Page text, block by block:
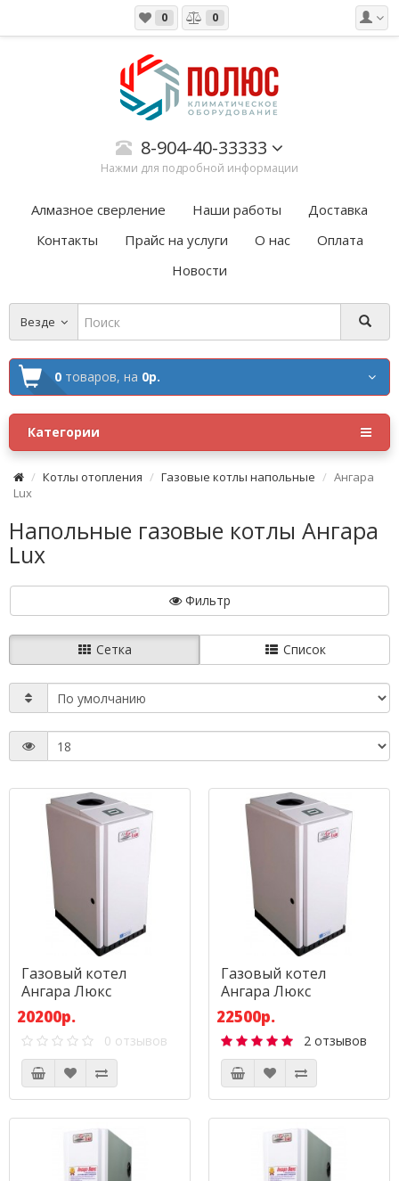
0 0
8-904-40-33333
Нажми для подробной информации
Алмазное сверление Наши работы
Доставка
Контакты
Прайс на услуги О нас
Оплата
Новости
Везде
0 товаров, на 0р.
Категории
Котлы отопления Газовые котлы напольные
Ангара
Lux
Напольные газовые котлы Ангара
Lux
Фильтр
Сетка Список
Газовый котел
Ангара Люкс
АКГВ-11,6
20200р.
0 отзывов
Газовый котел
Ангара Люкс
АОГВ-11,6
22500р.
2 отзывов